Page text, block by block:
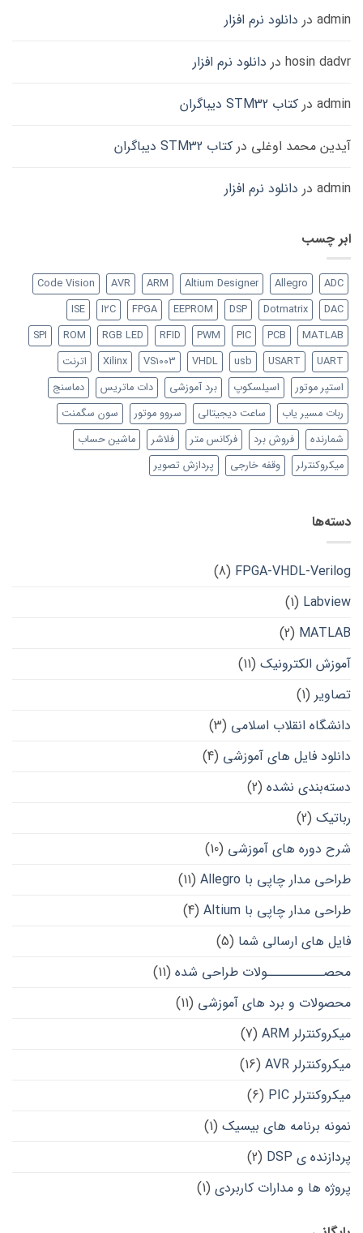
admin در دانلود نرم افزار
hosin dadvr در دانلود نرم افزار
admin در کتاب STM32 دیباگران
آیدین محمد اوغلی در کتاب STM32 دیباگران
admin در دانلود نرم افزار
ابر چسب
ADC
Allegro
Altium Designer
ARM
AVR
Code Vision
DAC
Dotmatrix
DSP
EEPROM
FPGA
I2C
ISE
MATLAB
PCB
PIC
PWM
RFID
RGB LED
ROM
SPI
UART
USART
usb
VHDL
VS1003
Xilinx
اترنت
استپر موتور
اسیلسکوپ برد آموزشی دات ماتریس
دماسنج
ربات مسیر یاب
ساعت دیجیتالی سروو موتور
سون سگمنت
شمارنده
فروش برد فرکانس متر فلاشر
ماشین حساب
میکروکنترلر
وقفه خارجی پردازش تصویر
دسته‌ها
FPGA-VHDL-Verilog
(8)
Labview
(1)
MATLAB
(2)
آموزش الکترونیک (11)
تصاویر (1)
دانشگاه انقلاب اسلامی (3)
دانلود فایل های آموزشی (4)
دسته‌بندی نشده (2)
رباتیک (2)
شرح دوره های آموزشی (10)
طراحی مدار چاپی با Allegro
(11)
طراحی مدار چاپی با Altium
(4)
فایل های ارسالی شما (5)
محصــــــــــولات طراحی شده (11)
محصولات و برد های آموزشی (11)
میکروکنترلر ARM
(7)
میکروکنترلر AVR
(16)
میکروکنترلر PIC
(6)
نمونه برنامه های بیسیک (1)
پردازنده ی DSP
(2)
پروژه ها و مدارات کاربردی (1)